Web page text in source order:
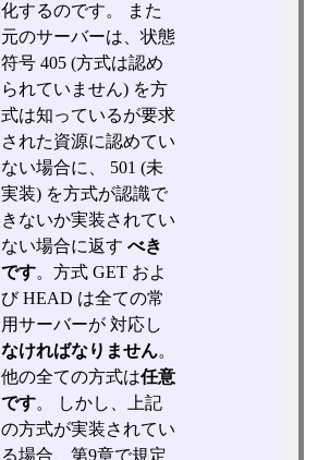
化するのです。 また
元のサーバーは、状態
符号 405 (方式は認め
られていません) を方
式は知っているが要求
された資源に認めてい
ない場合に、 501 (未
実装) を方式が認識で
きないか実装されてい
ない場合に返す べき
です。方式 GET およ
び HEAD は全ての常
用サーバーが 対応し
なければなりません。
他の全ての方式は任意
です。 しかし、上記
の方式が実装されてい
る場合、第9章で規定